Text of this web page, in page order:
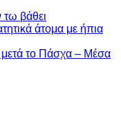
τω βάθει
άτομα με ήπια
το Πάσχα – Μέσα